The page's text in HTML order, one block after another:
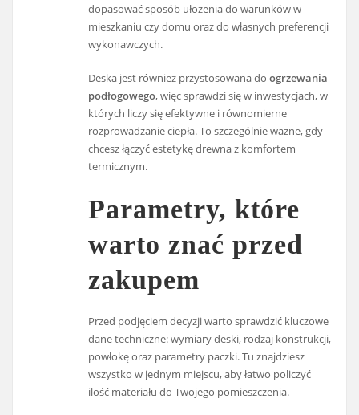
dopasować sposób ułożenia do warunków w
mieszkaniu czy domu oraz do własnych preferencji
wykonawczych.
Deska jest również przystosowana doogrzewania
podłogowego, więc sprawdzi się w inwestycjach, w
których liczy się efektywne i równomierne
rozprowadzanie ciepła. To szczególnie ważne, gdy
chcesz łączyć estetykę drewna z komfortem
termicznym.
Parametry, które
warto znać przed
zakupem
Przed podjęciem decyzji warto sprawdzić kluczowe
dane techniczne: wymiary deski, rodzaj konstrukcji,
powłokę oraz parametry paczki. Tu znajdziesz
wszystko w jednym miejscu, aby łatwo policzyć
ilość materiału do Twojego pomieszczenia.